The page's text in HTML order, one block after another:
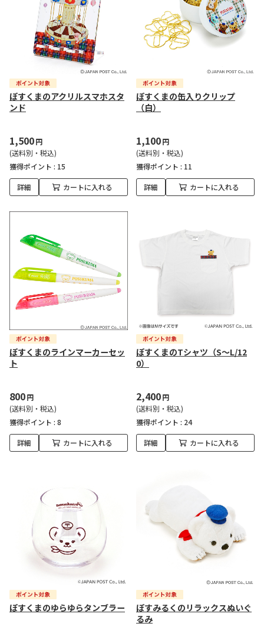
ぽすくまのアクリルスマホスタ
ンド
1,500円
(送料別・税込)
獲得ポイント : 15
詳細 カートに入れる
ぽすくまの缶入りクリップ
（白）
1,100円
(送料別・税込)
獲得ポイント : 11
詳細 カートに入れる
ぽすくまのラインマーカーセッ
ト
800円
(送料別・税込)
獲得ポイント : 8
詳細 カートに入れる
ぽすくまのTシャツ（S～L/12
0）
2,400円
(送料別・税込)
獲得ポイント : 24
詳細 カートに入れる
ぽすくまのゆらゆらタンブラー
ぽすみるくのリラックスぬいぐ
るみ